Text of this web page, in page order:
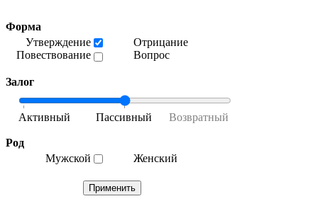
Форма
Утверждение
Повествование
Отрицание
Вопрос
Залог
Род
Мужской
Женский